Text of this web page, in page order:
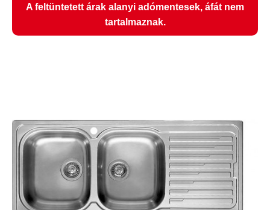
A feltüntetett árak alanyi adómentesek, áfát nem
tartalmaznak.